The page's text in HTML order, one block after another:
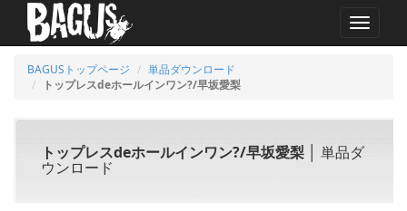
MENU
BAGUSトップページ
単品ダウンロード
トップレスdeホールインワン?/早坂愛梨
トップレスdeホールインワン?/早坂愛梨 │ 単品ダ
ウンロード